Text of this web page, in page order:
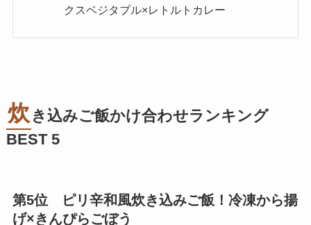
クスベジタブル×レトルトカレー
炊 き込みご飯かけ合わせランキング
BEST 5
第5位 ピリ辛和風炊き込みご飯！冷凍から揚
げ×きんぴらごぼう